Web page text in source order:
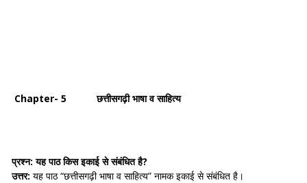
Chapter- 5 छत्तीसगढ़ी भाषा व साहित्य
प्रश्न: यह पाठ किस इकाई से संबंधित है?
उत्तर: यह पाठ “छत्तीसगढ़ी भाषा व साहित्य” नामक इकाई से संबंधित है।